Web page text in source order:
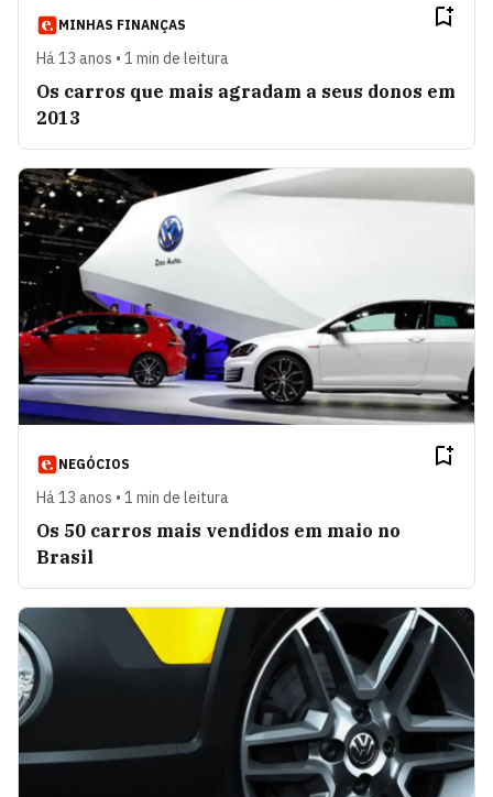
MINHAS FINANÇAS
Há 13 anos • 1 min de leitura
Os carros que mais agradam a seus donos em
2013
NEGÓCIOS
Há 13 anos • 1 min de leitura
Os 50 carros mais vendidos em maio no
Brasil